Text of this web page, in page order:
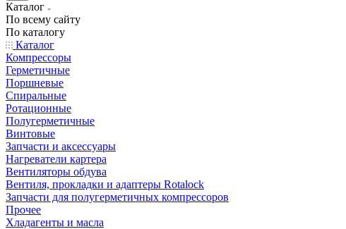
Каталог
По всему сайту
По каталогу
Каталог
Компрессоры
Герметичные
Поршневые
Спиральные
Ротационные
Полугерметичные
Винтовые
Запчасти и аксессуары
Нагреватели картера
Вентиляторы обдува
Вентиля, прокладки и адаптеры Rotalock
Запчасти для полугерметичных компрессоров
Прочее
Хладагенты и масла